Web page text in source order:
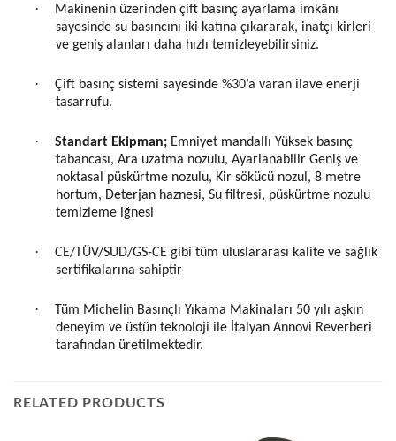
·
Makinenin üzerinden çift basınç ayarlama imkânı
sayesinde su basıncını iki katına çıkararak, inatçı kirleri
ve geniş alanları daha hızlı temizleyebilirsiniz.
·
Çift basınç sistemi sayesinde %30’a varan ilave enerji
tasarrufu.
· Standart Ekipman; Emniyet mandallı Yüksek basınç
tabancası, Ara uzatma nozulu, Ayarlanabilir Geniş ve
noktasal püskürtme nozulu, Kir sökücü nozul, 8 metre
hortum, Deterjan haznesi, Su filtresi, püskürtme nozulu
temizleme iğnesi
·
CE/TÜV/SUD/GS-CE gibi tüm uluslararası kalite ve sağlık
sertifikalarına sahiptir
·
Tüm Michelin Basınçlı Yıkama Makinaları 50 yılı aşkın
deneyim ve üstün teknoloji ile İtalyan Annovi Reverberi
tarafından üretilmektedir.
RELATED PRODUCTS